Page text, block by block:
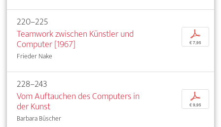
220–225
Teamwork zwischen Künstler und
Computer [1967]
Frieder Nake
p
€ 7,95
228–243
Vom Auftauchen des Computers in
der Kunst
Barbara Büscher
p
€ 9,95